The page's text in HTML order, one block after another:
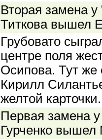
Вторая замена
Титкова вышел
Грубовато
центре поля
Осипова. Тут же
Кирилл
желтой карточки.
Первая замена
Гурченко